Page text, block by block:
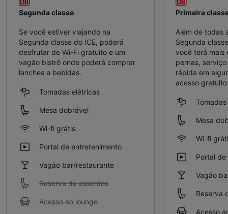
Segunda classe
Se você estiver viajando na
Segunda classe do ICE, poderá
desfrutar de Wi-Fi gratuito e um
vagão bistrô onde poderá comprar
lanches e bebidas.
Tomadas elétricas
Mesa dobrável
Wi-fi grátis
Portal de entretenimento
Vagão bar/restaurante
Reserva de assentos
Acesso ao lounge
Primeira
Além de todas
Segunda
você terá mais
pernas,
rápida em
acesso
Mesa
Wi-fi
Portal
Vagão
Reserva
Acesso